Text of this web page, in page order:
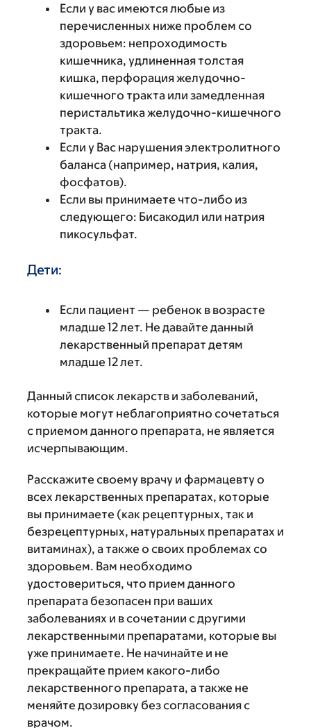
Если у вас имеются любые из
перечисленных ниже проблем со
здоровьем: непроходимость
кишечника, удлиненная толстая
кишка, перфорация желудочно-
кишечного тракта или замедленная
перистальтика желудочно-кишечного
тракта.
Если у Вас нарушения электролитного
баланса (например, натрия, калия,
фосфатов).
Если вы принимаете что-либо из
следующего: Бисакодил или натрия
пикосульфат.
Дети:
Если пациент — ребенок в возрасте
младше 12 лет. Не давайте данный
лекарственный препарат детям
младше 12 лет.
Данный список лекарств и заболеваний,
которые могут неблагоприятно сочетаться
с приемом данного препарата, не является
исчерпывающим.
Расскажите своему врачу и фармацевту о
всех лекарственных препаратах, которые
вы принимаете (как рецептурных, так и
безрецептурных, натуральных препаратах и
витаминах), а также о своих проблемах со
здоровьем. Вам необходимо
удостовериться, что прием данного
препарата безопасен при ваших
заболеваниях и в сочетании с другими
лекарственными препаратами, которые вы
уже принимаете. Не начинайте и не
прекращайте прием какого-либо
лекарственного препарата, а также не
меняйте дозировку без согласования с
врачом.